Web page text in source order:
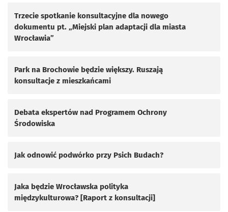
Trzecie spotkanie konsultacyjne dla nowego
dokumentu pt. „Miejski plan adaptacji dla miasta
Wrocławia”
Park na Brochowie będzie większy. Ruszają
konsultacje z mieszkańcami
Debata ekspertów nad Programem Ochrony
Środowiska
Jak odnowić podwórko przy Psich Budach?
Jaka będzie Wrocławska polityka
międzykulturowa? [Raport z konsultacji]